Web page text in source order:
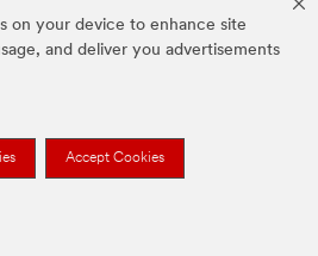
on your device to enhance site
and deliver you advertisements
Accept Cookies